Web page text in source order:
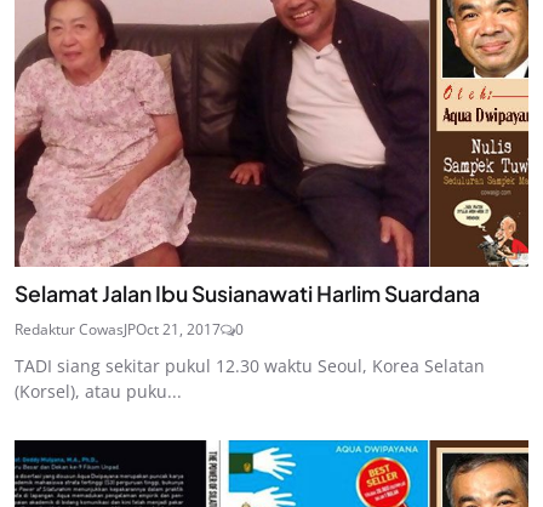
Selamat Jalan Ibu Susianawati Harlim Suardana
Redaktur CowasJPOct 21, 2017 0
TADI siang sekitar pukul 12.30 waktu Seoul, Korea Selatan
(Korsel), atau puku...